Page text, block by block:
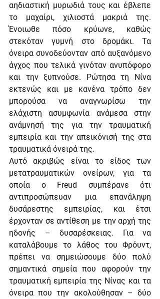
αηδιαστική μυρωδιά τους και έβλεπε
το μαχαίρι, χιλιοστά μακριά της.
Ένοιωθε πόσο κρύωνε, καθώς
στεκόταν γυμνή στο δρομάκι. Τα
όνειρα συνοδεύονταν από αυξανόμενο
άγχος που τελικά γινόταν ανυπόφορο
και την ξυπνούσε. Ρώτησα τη Νίνα
εκτενώς και με κανένα τρόπο δεν
μπορούσα να αναγνωρίσω την
ελάχιστη ασυμφωνία ανάμεσα στην
ανάμνησή της για την τραυματική
εμπειρία και την απεικόνισή της στα
τραυματικά όνειρά της.
Αυτό ακριβώς είναι το είδος των
μετατραυματικών ονείρων, για τα
οποία ο Freud συμπέρανε ότι
αντιπροσώπευαν μια επανάληψη
δυσάρεστης εμπειρίας, και έτσι
έρχονταν σε αντίθεση με την αρχή της
ηδονής – δυσαρέσκειας. Για να
καταλάβουμε το λάθος του Φρόυντ,
πρέπει να σημειώσουμε δύο πολύ
σημαντικά σημεία που αφορούν την
τραυματική εμπειρία της Νίνας και τα
όνειρα που την ακολούθησαν – δύο